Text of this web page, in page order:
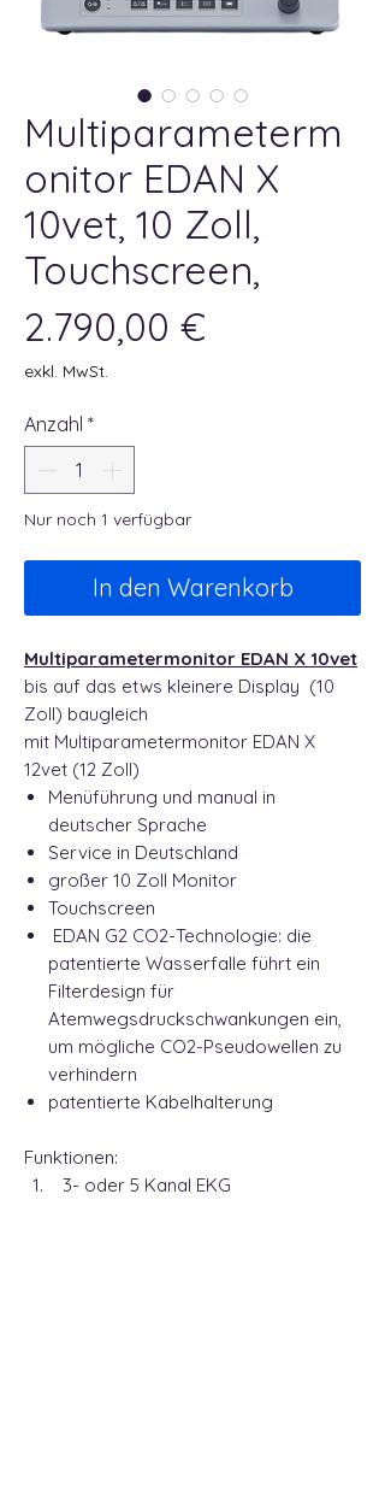
Multiparameterm
onitor EDAN X
10vet, 10 Zoll,
Touchscreen,
2.790,00 €
exkl. MwSt.
Anzahl *
Nur noch 1 verfügbar
In den Warenkorb
Multiparametermonitor EDAN X 10vet
bis auf das etws kleinere Display (10
Zoll) baugleich
mit Multiparametermonitor EDAN X
12vet (12 Zoll)
Menüführung und manual in
deutscher Sprache
Service in Deutschland
großer 10 Zoll Monitor
Touchscreen
EDAN G2 CO2-Technologie: die
patentierte Wasserfalle führt ein
Filterdesign für
Atemwegsdruckschwankungen ein,
um mögliche CO2-Pseudowellen zu
verhindern
patentierte Kabelhalterung
Funktionen:
3- oder 5 Kanal EKG